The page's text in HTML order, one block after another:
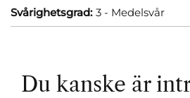
Svårighetsgrad: 3 - Medelsvår
Du kanske är